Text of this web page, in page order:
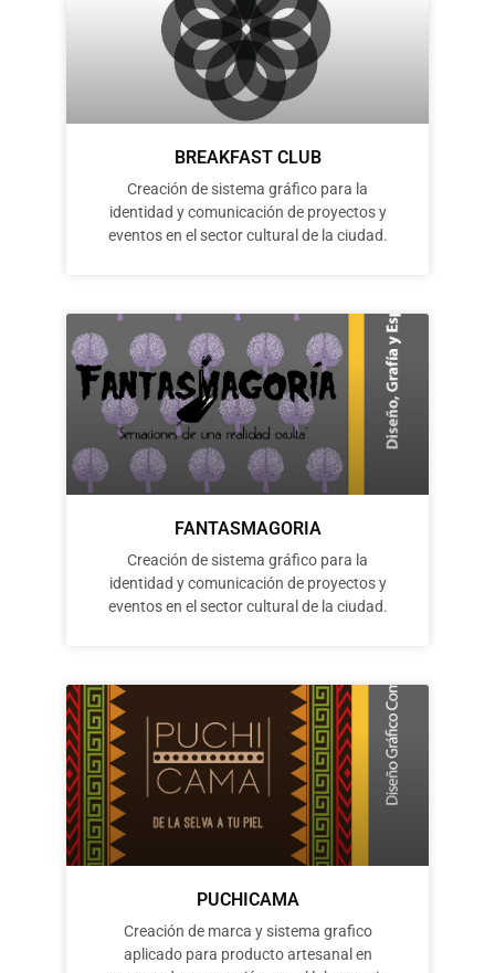
BREAKFAST CLUB
Creación de sistema gráfico para la
identidad y comunicación de proyectos y
eventos en el sector cultural de la ciudad.
FANTASMAGORIA
Creación de sistema gráfico para la
identidad y comunicación de proyectos y
eventos en el sector cultural de la ciudad.
PUCHICAMA
Creación de marca y sistema grafico
aplicado para producto artesanal en